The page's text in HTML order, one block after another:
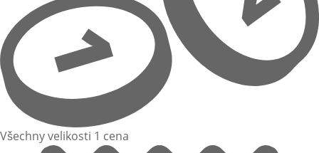
Všechny velikosti 1 cena